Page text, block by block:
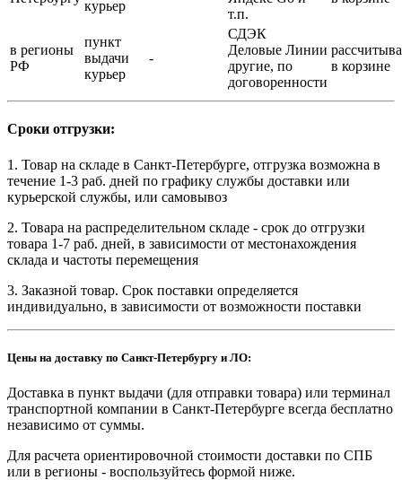
курьер
т.п.
в регионы
РФ
пункт
выдачи
курьер
-
СДЭК
Деловые Линии
другие, по
договоренности
в корзине
Сроки отгрузки:
1. Товар на складе в Санкт-Петербурге, отгрузка возможна в
течение 1-3 раб. дней по графику службы доставки или
курьерской службы, или самовывоз
2. Товара на распределительном складе - срок до отгрузки
товара 1-7 раб. дней, в зависимости от местонахождения
склада и частоты перемещения
3. Заказной товар. Срок поставки определяется
индивидуально, в зависимости от возможности поставки
Цены на доставку по Санкт-Петербургу и ЛО:
Доставка в пункт выдачи (для отправки товара) или терминал
транспортной компании в Санкт-Петербурге всегда бесплатно
независимо от суммы.
Для расчета ориентировочной стоимости доставки по СПБ
или в регионы - воспользуйтесь формой ниже.